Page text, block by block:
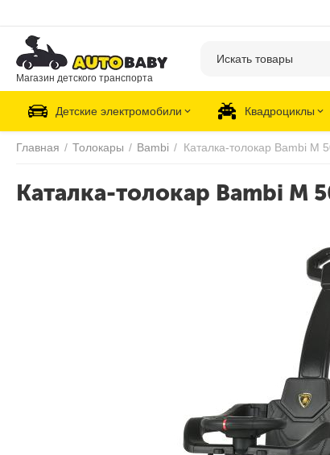
Магазин детского транспорта
Детские электромобили Квадроциклы
Главная / Толокары / Bambi / Каталка-толокар Bambi M
Каталка-толокар Bambi M